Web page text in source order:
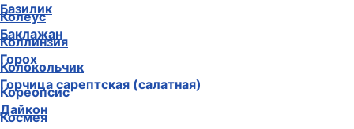
Колеус
Коллинзия
Колокольчик
Кореопсис
Космея
Базилик
Баклажан
Горох
Горчица сарептская (салатная)
Дайкон